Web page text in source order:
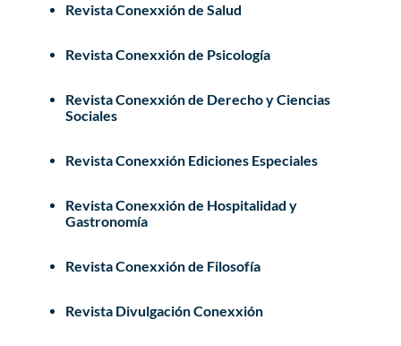
Revista Conexxión de Salud
Revista Conexxión de Psicología
Revista Conexxión de Derecho y Ciencias
Sociales
Revista Conexxión Ediciones Especiales
Revista Conexxión de Hospitalidad y
Gastronomía
Revista Conexxión de Filosofía
Revista Divulgación Conexxión